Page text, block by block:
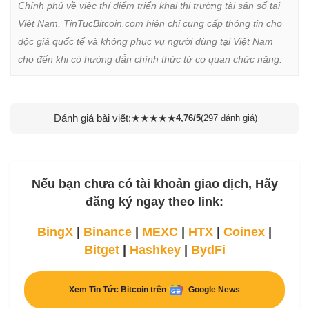
Chính phủ về việc thí điểm triển khai thị trường tài sản số tại
Việt Nam, TinTucBitcoin.com hiện chỉ cung cấp thông tin cho
độc giả quốc tế và không phục vụ người dùng tại Việt Nam
cho đến khi có hướng dẫn chính thức từ cơ quan chức năng.
Đánh giá bài viết:★★★★★4,76/5(297 đánh giá)
Nếu bạn chưa có tài khoản giao dịch, Hãy
đăng ký ngay theo link:
BingX | Binance | MEXC | HTX | Coinex |
Bitget| Hashkey| BydFi
Xem Tin Tức Bitcoin trên Google News